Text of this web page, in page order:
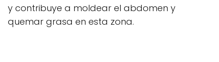
y contribuye a moldear el abdomen y
quemar grasa en esta zona.